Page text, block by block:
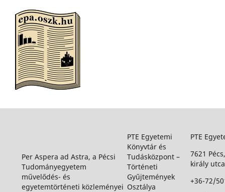
Per Aspera ad Astra, a Pécsi
Tudományegyetem
művelődés- és
egyetemtörténeti közleményei
PTE Egyetemi
Könyvtár és
Tudásközpont –
Történeti
Gyűjtemények
Osztálya
PTE
7621
király
+36-72/